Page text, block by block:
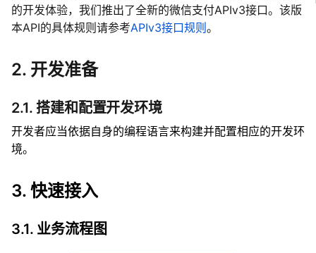
的开发体验，我们推出了全新的微信支付APIv3接口。该版
本API的具体规则请参考APIv3接口规则 。
2. 开发准备
2.1. 搭建和配置开发环境
开发者应当依据自身的编程语言来构建并配置相应的开发环
境。
3. 快速接入
3.1. 业务流程图